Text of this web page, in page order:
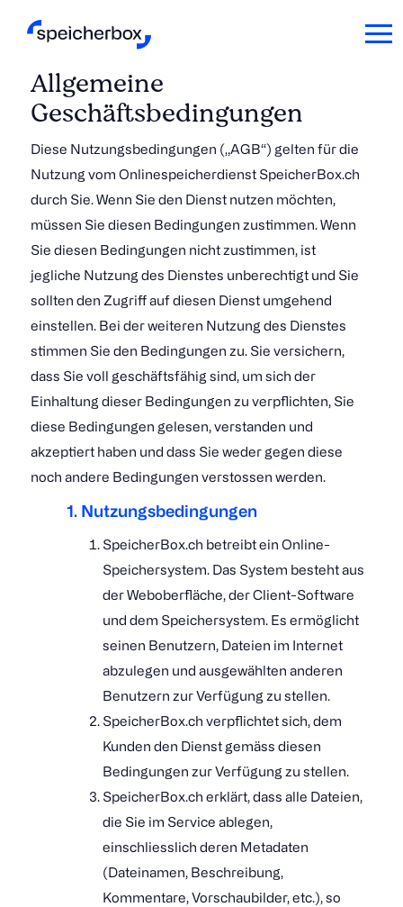
Allgemeine
Geschäftsbedingungen
Diese Nutzungsbedingungen („AGB“) gelten für die
Nutzung vom Onlinespeicherdienst SpeicherBox.ch
durch Sie. Wenn Sie den Dienst nutzen möchten,
müssen Sie diesen Bedingungen zustimmen. Wenn
Sie diesen Bedingungen nicht zustimmen, ist
jegliche Nutzung des Dienstes unberechtigt und Sie
sollten den Zugriff auf diesen Dienst umgehend
einstellen. Bei der weiteren Nutzung des Dienstes
stimmen Sie den Bedingungen zu. Sie versichern,
dass Sie voll geschäftsfähig sind, um sich der
Einhaltung dieser Bedingungen zu verpflichten, Sie
diese Bedingungen gelesen, verstanden und
akzeptiert haben und dass Sie weder gegen diese
noch andere Bedingungen verstossen werden.
1. Nutzungsbedingungen
SpeicherBox.ch betreibt ein Online-
Speichersystem. Das System besteht aus
der Weboberfläche, der Client-Software
und dem Speichersystem. Es ermöglicht
seinen Benutzern, Dateien im Internet
abzulegen und ausgewählten anderen
Benutzern zur Verfügung zu stellen.
SpeicherBox.ch verpflichtet sich, dem
Kunden den Dienst gemäss diesen
Bedingungen zur Verfügung zu stellen.
SpeicherBox.ch erklärt, dass alle Dateien,
die Sie im Service ablegen,
einschliesslich deren Metadaten
(Dateinamen, Beschreibung,
Kommentare, Vorschaubilder, etc.), so